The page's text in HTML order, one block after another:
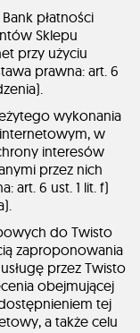
płatności
Sklepu
przy użyciu
prawna: art. 6
wykonania
w
interesów
przez nich
art. 6 ust. 1 lit. f)
do Twisto
zaproponowania
przez Twisto
obejmującej
tej
a także celu